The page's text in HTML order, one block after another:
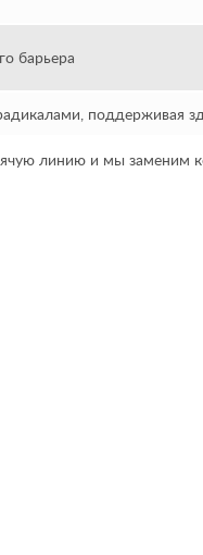
барьера
поддерживая
линию и мы заменим